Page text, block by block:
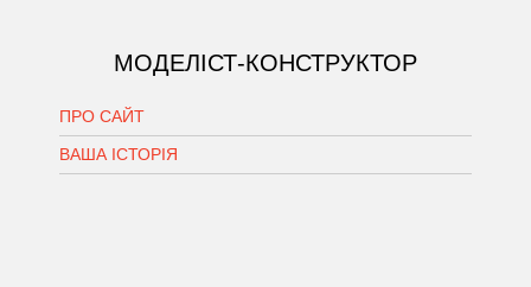
МОДЕЛІСТ-КОНСТРУКТОР
ПРО САЙТ
ВАША ІСТОРІЯ